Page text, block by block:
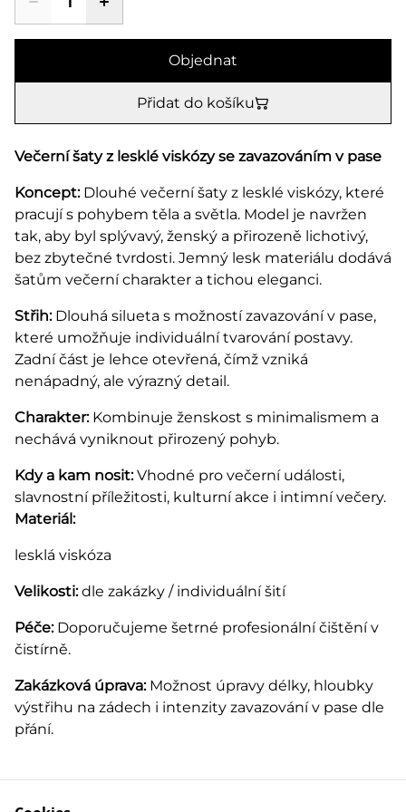
Objednat
Přidat do košíku
Večerní šaty z lesklé viskózy se zavazováním v pase
Koncept:Dlouhé večerní šaty z lesklé viskózy, které
pracují s pohybem těla a světla. Model je navržen
tak, aby byl splývavý, ženský a přirozeně lichotivý,
bez zbytečné tvrdosti. Jemný lesk materiálu dodává
šatům večerní charakter a tichou eleganci.
Střih:Dlouhá silueta s možností zavazování v pase,
které umožňuje individuální tvarování postavy.
Zadní část je lehce otevřená, čímž vzniká
nenápadný, ale výrazný detail.
Charakter:Kombinuje ženskost s minimalismem a
nechává vyniknout přirozený pohyb.
Kdy a kam nosit:Vhodné pro večerní události,
slavnostní příležitosti, kulturní akce i intimní večery.
Materiál:
lesklá viskóza
Velikosti:dle zakázky / individuální šití
Péče:Doporučujeme šetrné profesionální čištění v
čistírně.
Zakázková úprava:Možnost úpravy délky, hloubky
výstřihu na zádech i intenzity zavazování v pase dle
přání.